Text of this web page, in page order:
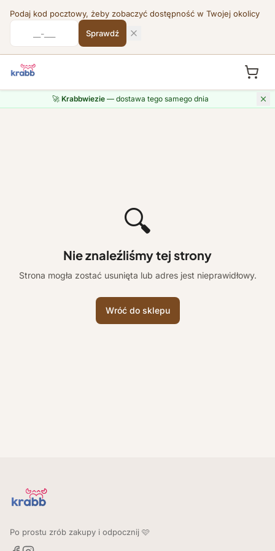
Podaj kod pocztowy, żeby zobaczyć dostępność w Twojej okolicy
Sprawdź
🚀 Krabbwiezie— dostawa tego samego dnia
🔍
Nie znaleźliśmy tej strony
Strona mogła zostać usunięta lub adres jest nieprawidłowy.
Wróć do sklepu
Po prostu zrób zakupy i odpocznij 🩷